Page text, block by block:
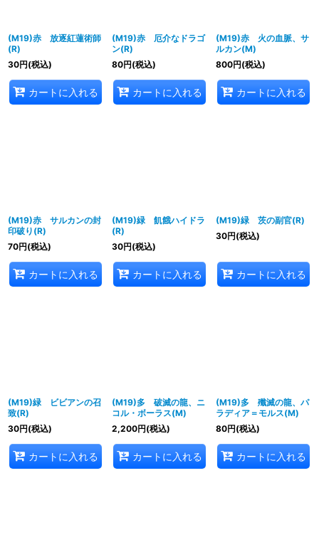
(M19)赤 放逐紅蓮術師
(R)
30円(税込)
カートに入れる
(M19)赤 厄介なドラゴ
ン(R)
80円(税込)
カートに入れる
(M19)赤 火の血脈、サ
ルカン(M)
800円(税込)
カートに入れる
(M19)赤 サルカンの封
印破り(R)
70円(税込)
カートに入れる
(M19)緑 飢餓ハイドラ
(R)
30円(税込)
カートに入れる
(M19)緑 茨の副官(R)
30円(税込)
カートに入れる
(M19)緑 ビビアンの召
致(R)
30円(税込)
カートに入れる
(M19)多 破滅の龍、ニ
コル・ボーラス(M)
2,200円(税込)
カートに入れる
(M19)多 殲滅の龍、パ
ラディア＝モルス(M)
80円(税込)
カートに入れる